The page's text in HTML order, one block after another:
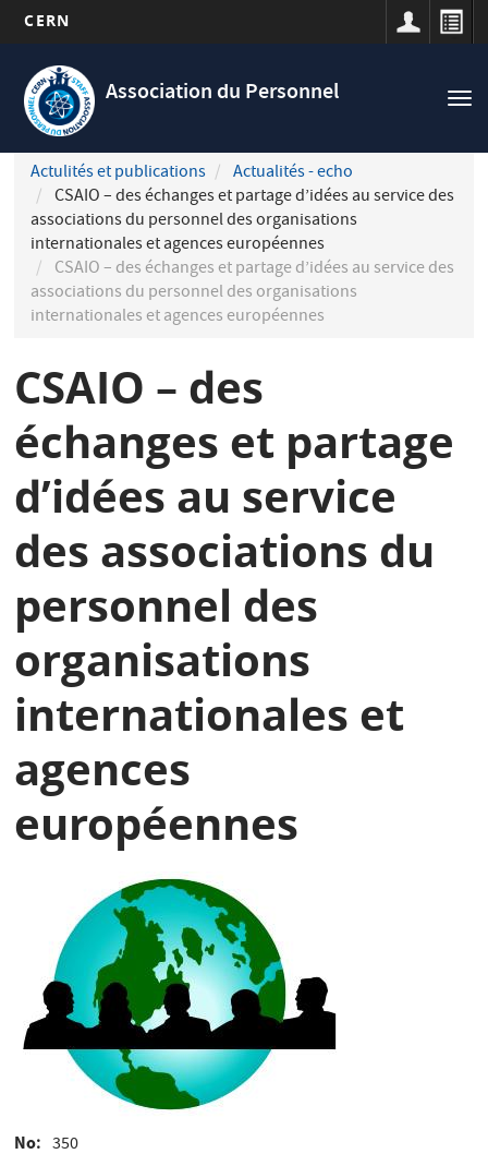
contenu
principal
CERN
Association du Personnel
Navigation
principale
Actulités et publications
Actualités - echo
CSAIO – des échanges et partage d’idées au service des
associations du personnel des organisations
internationales et agences européennes
CSAIO – des échanges et partage d’idées au service des
associations du personnel des organisations
internationales et agences européennes
CSAIO – des
échanges et partage
d’idées au service
des associations du
personnel des
organisations
internationales et
agences
européennes
No
350